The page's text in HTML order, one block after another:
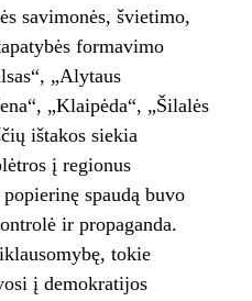
savimonės, švietimo,
formavimo
„Alytaus
„Klaipėda“, „Šilalės
ištakos siekia
į regionus
spaudą buvo
ir propaganda.
tokie
į demokratijos